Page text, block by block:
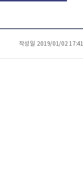
작성일 2019/01/02 17:41